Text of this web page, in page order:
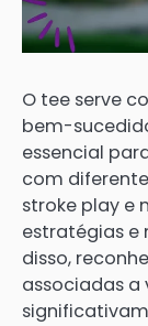
O tee serve
bem-
essencial
com
stroke play e
estratégias e
disso,
associadas